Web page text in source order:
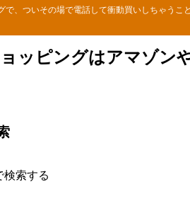
で、ついその場で電話して衝動買いしちゃう
ッピングはアマゾン